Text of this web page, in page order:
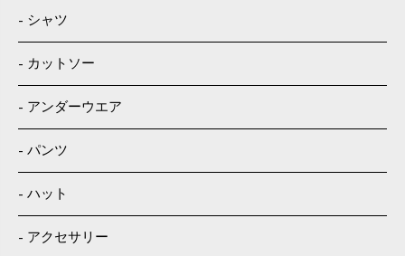
シャツ
カットソー
アンダーウエア
パンツ
ハット
アクセサリー